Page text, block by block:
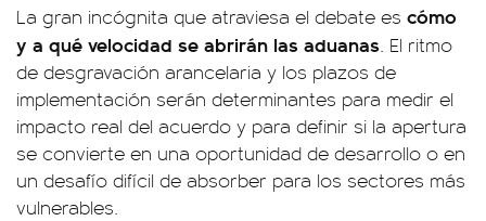
La gran incógnita que atraviesa el debate es cómo
y a qué velocidad se abrirán las aduanas. El ritmo
de desgravación arancelaria y los plazos de
implementación serán determinantes para medir el
impacto real del acuerdo y para definir si la apertura
se convierte en una oportunidad de desarrollo o en
un desafío difícil de absorber para los sectores más
vulnerables.